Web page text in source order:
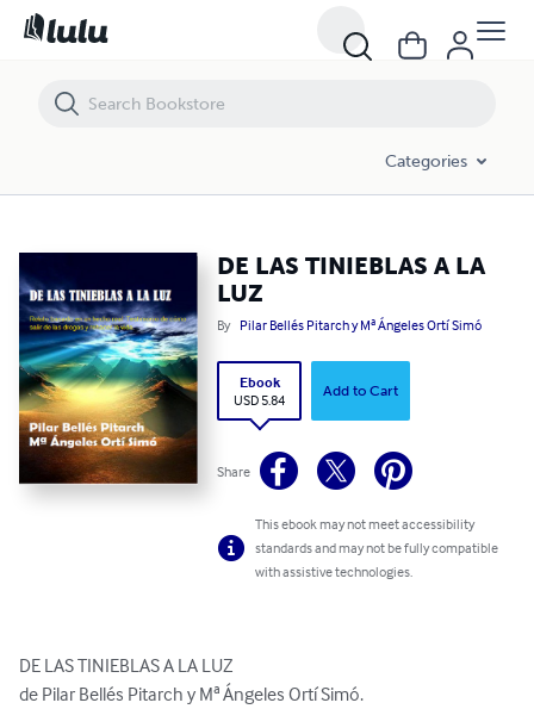
Categories
DE LAS TINIEBLAS A LA
LUZ
By Pilar Bellés Pitarch y Mª Ángeles Ortí Simó
Ebook
USD 5.84
Add to Cart
Share
This ebook may not meet accessibility
standards and may not be fully compatible
with assistive technologies.
DE LAS TINIEBLAS A LA LUZ
de Pilar Bellés Pitarch y Mª Ángeles Ortí Simó.
DE LAS TINIEBLAS A LA LUZ